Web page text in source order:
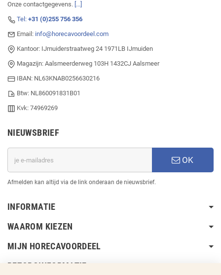
Onze contactgegevens. [...]
Tel: +31 (0)255 756 356
Email: info@horecavoordeel.com
Kantoor: IJmuiderstraatweg 24 1971LB IJmuiden
Magazijn: Aalsmeerderweg 103H 1432CJ Aalsmeer
IBAN: NL63KNAB0256630216
Btw: NL860091831B01
Kvk: 74969269
NIEUWSBRIEF
OK
Afmelden kan altijd via de link onderaan de nieuwsbrief.
INFORMATIE
WAAROM KIEZEN
MIJN HORECAVOORDEEL
BEZORGINFORMATIE